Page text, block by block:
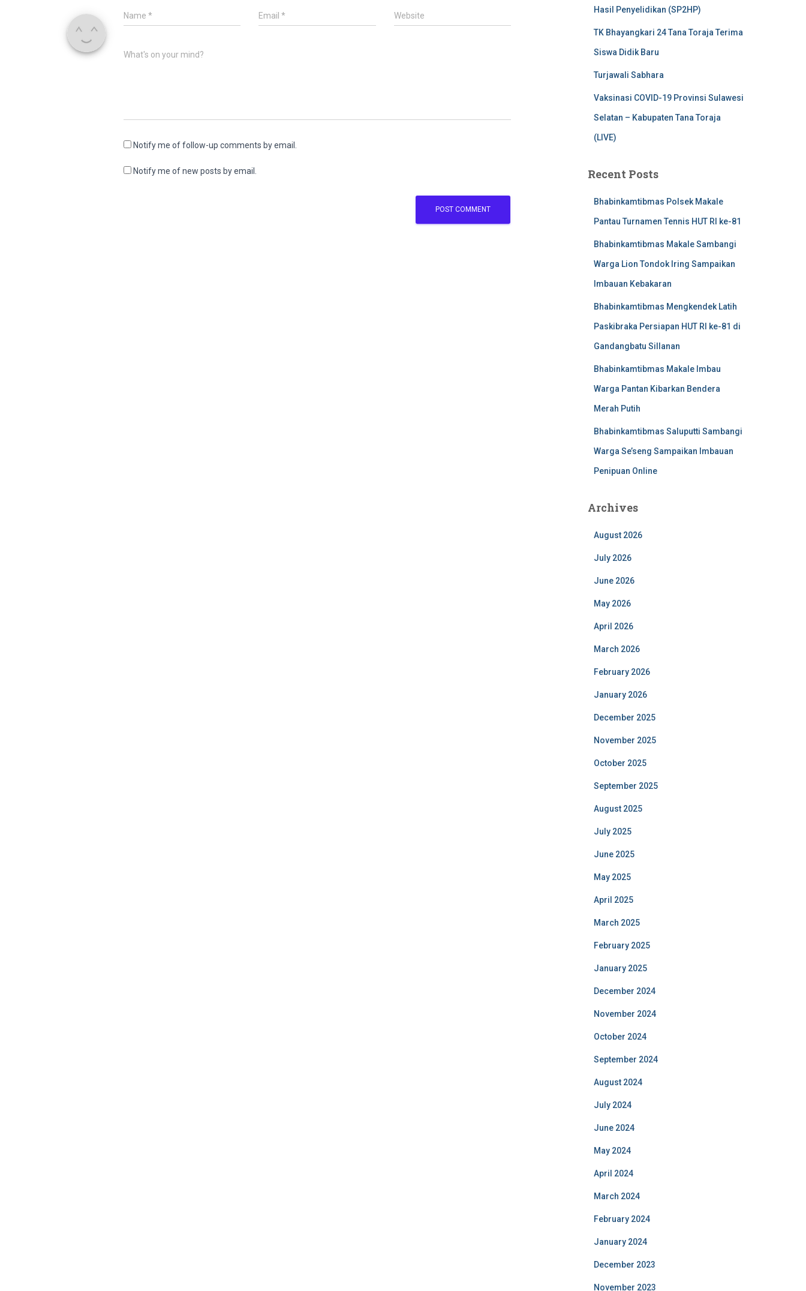
Name * Email* Website
What's on your mind?
Notify me of follow-up comments by email.
Notify me of new posts by email.
Hasil Penyelidikan (SP2HP)
TK Bhayangkari 24 Tana Toraja Terima
Siswa Didik Baru
Turjawali Sabhara
Vaksinasi COVID-19 Provinsi Sulawesi
Selatan – Kabupaten Tana Toraja
(LIVE)
Recent Posts
Bhabinkamtibmas Polsek Makale
Pantau Turnamen Tennis HUT RI ke-81
Bhabinkamtibmas Makale Sambangi
Warga Lion Tondok Iring Sampaikan
Imbauan Kebakaran
Bhabinkamtibmas Mengkendek Latih
Paskibraka Persiapan HUT RI ke-81 di
Gandangbatu Sillanan
Bhabinkamtibmas Makale Imbau
Warga Pantan Kibarkan Bendera
Merah Putih
Bhabinkamtibmas Saluputti Sambangi
Warga Se’seng Sampaikan Imbauan
Penipuan Online
Archives
August 2026
July 2026
June 2026
May 2026
April 2026
March 2026
February 2026
January 2026
December 2025
November 2025
October 2025
September 2025
August 2025
July 2025
June 2025
May 2025
April 2025
March 2025
February 2025
January 2025
December 2024
November 2024
October 2024
September 2024
August 2024
July 2024
June 2024
May 2024
April 2024
March 2024
February 2024
January 2024
December 2023
November 2023